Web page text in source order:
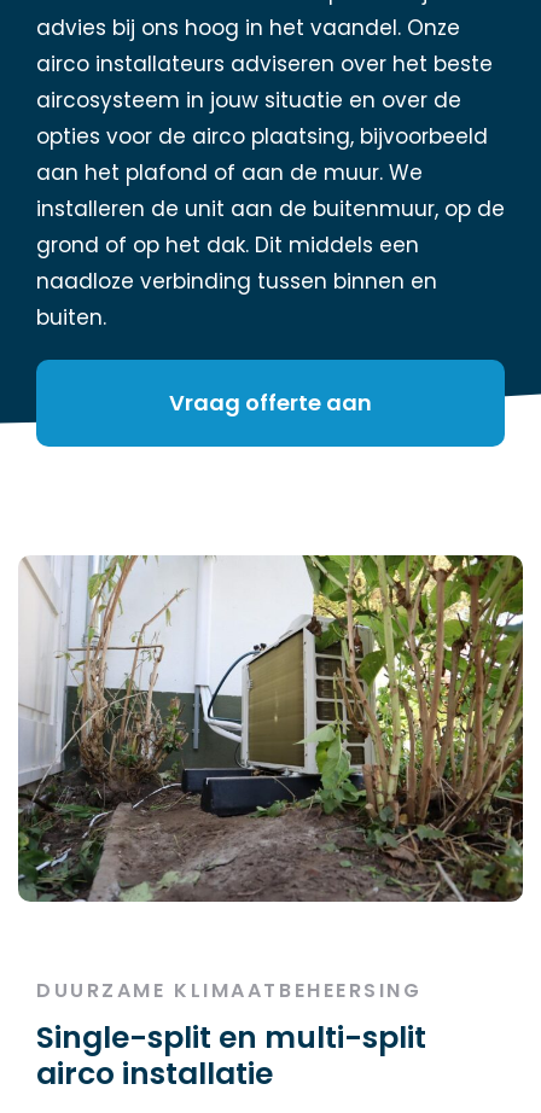
advies bij ons hoog in het vaandel. Onze
airco installateurs adviseren over het beste
aircosysteem in jouw situatie en over de
opties voor de airco plaatsing, bijvoorbeeld
aan het plafond of aan de muur. We
installeren de unit aan de buitenmuur, op de
grond of op het dak. Dit middels een
naadloze verbinding tussen binnen en
buiten.
Vraag offerte aan
DUURZAME KLIMAATBEHEERSING
Single-split en multi-split
airco installatie